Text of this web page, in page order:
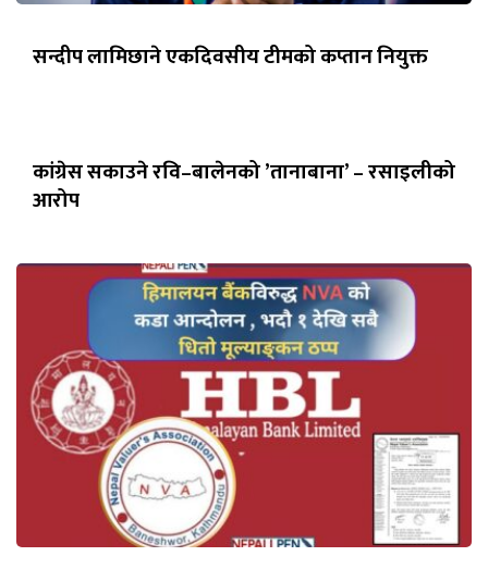
सन्दीप लामिछाने एकदिवसीय टीमको कप्तान नियुक्त
कांग्रेस सकाउने रवि–बालेनको ’तानाबाना’ – रसाइलीको
आरोप